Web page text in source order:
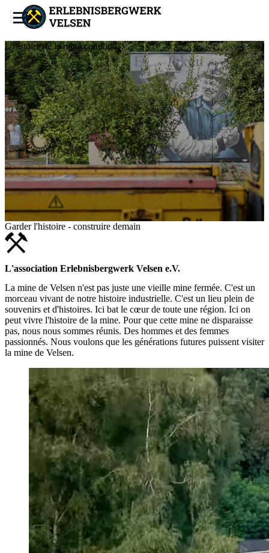
L'histoire de la mine continue
Garder l'histoire - construire demain
L'association Erlebnisbergwerk Velsen e.V.
La mine de Velsen n'est pas juste une vieille mine fermée. C'est un
morceau vivant de notre histoire industrielle. C'est un lieu plein de
souvenirs et d'histoires. Ici bat le cœur de toute une région. Ici on
peut vivre l'histoire de la mine. Pour que cette mine ne disparaisse
pas, nous nous sommes réunis. Des hommes et des femmes
passionnés. Nous voulons que les générations futures puissent visiter
la mine de Velsen.